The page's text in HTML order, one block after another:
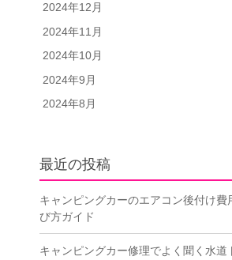
2024年12月
2024年11月
2024年10月
2024年9月
2024年8月
最近の投稿
キャンピングカーのエアコン後付け費
び方ガイド
キャンピングカー修理でよく聞く水道